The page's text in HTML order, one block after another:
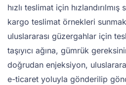
hızlı teslimat için
kargo teslimat örnekleri
uluslararası güzergahlar için
taşıyıcı ağına, gümrük
doğrudan enjeksiyon,
e-ticaret yoluyla gönderilip